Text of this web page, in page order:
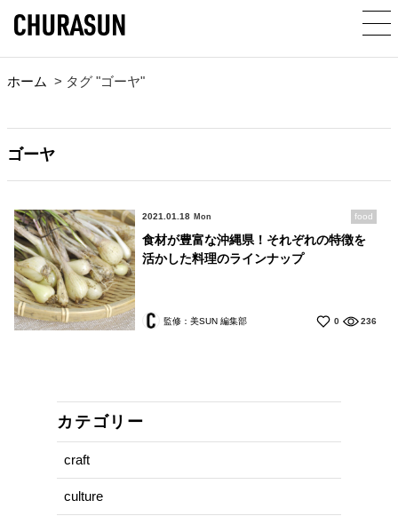
ホーム > タグ "ゴーヤ"
ゴーヤ
2021.01.18 Mon food
食材が豊富な沖縄県！それぞれの特徴を
活かした料理のラインナップ
監修：美SUN 編集部 0 236
カテゴリー
craft
culture